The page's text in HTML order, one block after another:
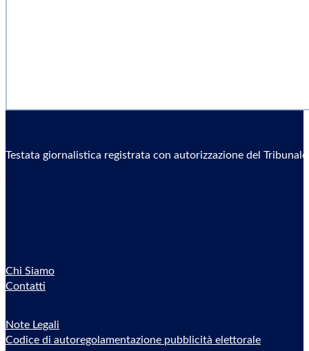
Testata giornalistica registrata con autorizzazione del
Chi Siamo
Contatti
Note Legali
Codice di autoregolamentazione pubblicità elettorale